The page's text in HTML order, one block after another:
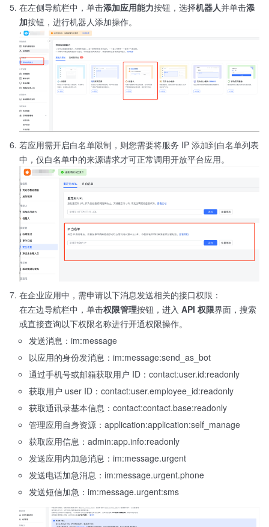
在左侧导航栏中，单击添加应用能力按钮，选择机器人并单击添
加按钮，进行机器人添加操作。
若应用需开启白名单限制，则您需要将服务 IP 添加到白名单列表
中，仅白名单中的来源请求才可正常调用开放平台应用。
在企业应用中，需申请以下消息发送相关的接口权限：
在左边导航栏中，单击权限管理按钮，进入 API 权限界面，搜索
或直接查询以下权限名称进行开通权限操作。
发送消息：im:message
以应用的身份发消息：im:message:send_as_bot
通过手机号或邮箱获取用户 ID：contact:user.id:readonly
获取用户 user ID：contact:user.employee_id:readonly
获取通讯录基本信息：contact:contact.base:readonly
管理应用自身资源：application:application:self_manage
获取应用信息：admin:app.info:readonly
发送应用内加急消息：im:message.urgent
发送电话加急消息：im:message.urgent.phone
发送短信加急：im:message.urgent:sms